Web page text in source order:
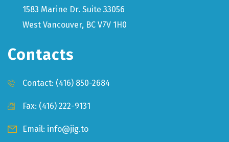
1583 Marine Dr. Suite 33056
West Vancouver, BC V7V 1H0
Contacts
Contact: (416) 850-2684
Fax: (416) 222-9131
Email: info@jig.to